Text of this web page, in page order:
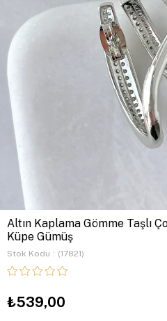
Altın Kaplama Gömme Taşlı
Küpe Gümüş
Stok Kodu (17821)
₺539,00